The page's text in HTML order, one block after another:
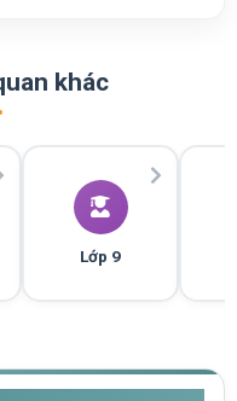
khác
Lớp 9